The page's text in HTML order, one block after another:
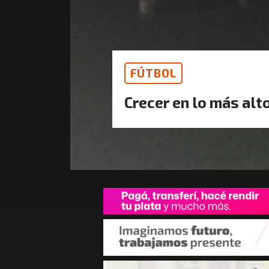
FÚTBOL
Crecer en lo más